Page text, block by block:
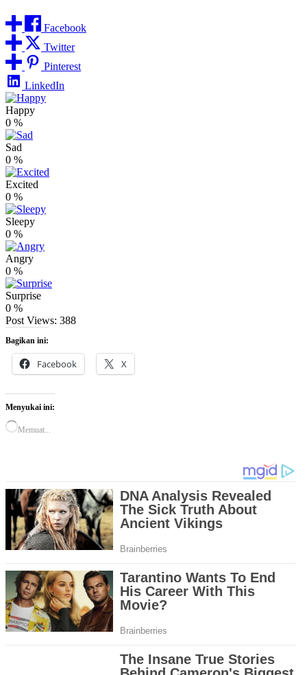
Facebook
Twitter
Pinterest
LinkedIn
Happy
0 %
Sad
0 %
Excited
0 %
Sleepy
0 %
Angry
0 %
Surprise
0 %
Post Views: 388
Bagikan ini:
Facebook X
Menyukai ini:
Memuat...